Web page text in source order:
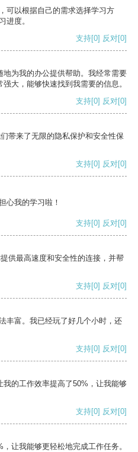
可以根据自己的需求选择学习方
进度。
支持[0] 反对[0]
为我的办公提供帮助。我经常需要
大，能够快速找到我需要的信息。
支持[0] 反对[0]
带来了无限的隐私保护和安全性保
支持[0] 反对[0]
心我的学习啦！
支持[0] 反对[0]
供最高速度和安全性的连接，并帮
支持[0] 反对[0]
丰富。我已经玩了好几个小时，还
支持[0] 反对[0]
的工作效率提高了50%，让我能够
支持[0] 反对[0]
让我能够更轻松地完成工作任务。